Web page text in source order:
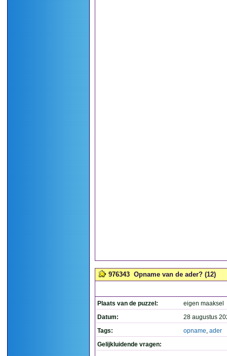
976343 Opname van de ader? (12)
Plaats van de puzzel:
eigen maaksel
Datum:
28 augustus
Tags:
opname, ader
Gelijkluidende vragen: